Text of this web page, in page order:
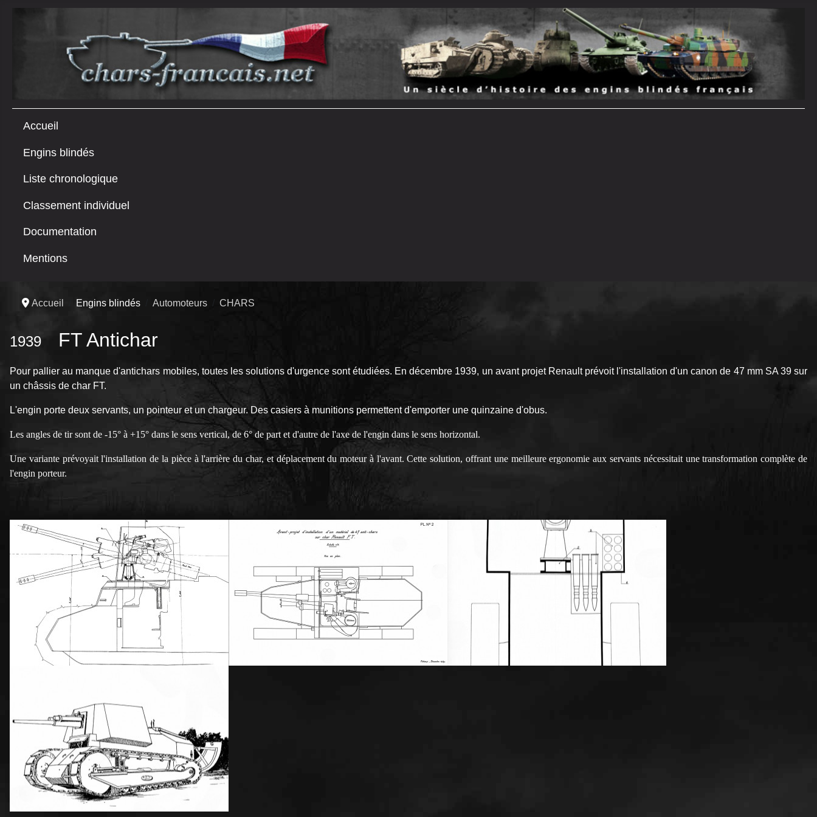
Accueil
Engins blindés
Liste chronologique
Classement individuel
Documentation
Mentions
Accueil Engins blindés Automoteurs CHARS
1939 FT Antichar
Pour pallier au manque d'antichars mobiles, toutes les solutions d'urgence sont étudiées. En décembre 1939, un avant projet Renault prévoit l'installation d'un canon de 47 mm SA 39 sur
un châssis de char FT.
L'engin porte deux servants, un pointeur et un chargeur. Des casiers à munitions permettent d'emporter une quinzaine d'obus.
Les angles de tir sont de -15° à +15° dans le sens vertical, de 6° de part et d'autre de l'axe de l'engin dans le sens horizontal.
Une variante prévoyait l'installation de la pièce à l'arrière du char, et déplacement du moteur à l'avant. Cette solution, offrant une meilleure ergonomie aux servants nécessitait une transformation complète de
l'engin porteur.